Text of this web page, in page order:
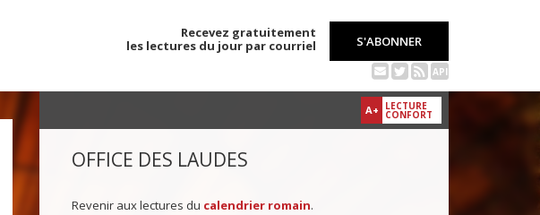
Recevez gratuitement
les lectures du jour par courriel
S'ABONNER
API
A+ LECTURE
CONFORT
OFFICE DES LAUDES
Revenir aux lectures du calendrier romain.